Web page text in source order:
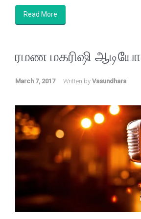
Read More
ரமண மகரிஷி ஆடியோ
March 7, 2017 Written by Vasundhara